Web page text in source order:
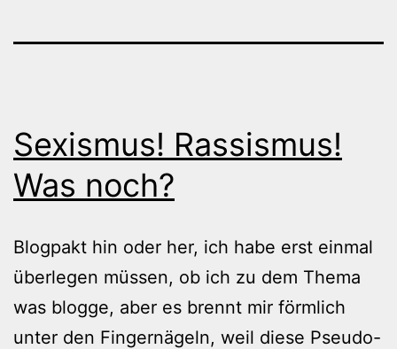
Sexismus! Rassismus!
Was noch?
Blogpakt hin oder her, ich habe erst einmal
überlegen müssen, ob ich zu dem Thema
was blogge, aber es brennt mir förmlich
unter den Fingernägeln, weil diese Pseudo-